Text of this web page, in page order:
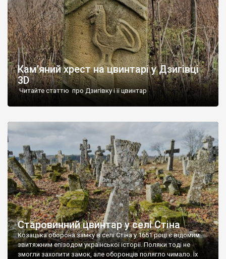
Кам’яний хрест на цвинтарі у Дзигівці
3D
Читайте статтю про Дзигівку і її цвинтар
Старовинний цвинтар у селі Стіна
Козацька оборона замку в селі Стіна у 1651 році є відомим
звитяжним епізодом української історії. Поляки тоді не
змогли захопити замок, але оборонців полягло чимало. Їх